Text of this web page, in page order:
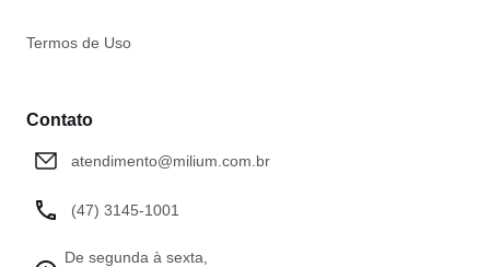
Termos de Uso
Contato
atendimento@milium.com.br
(47) 3145-1001
De segunda à sexta,